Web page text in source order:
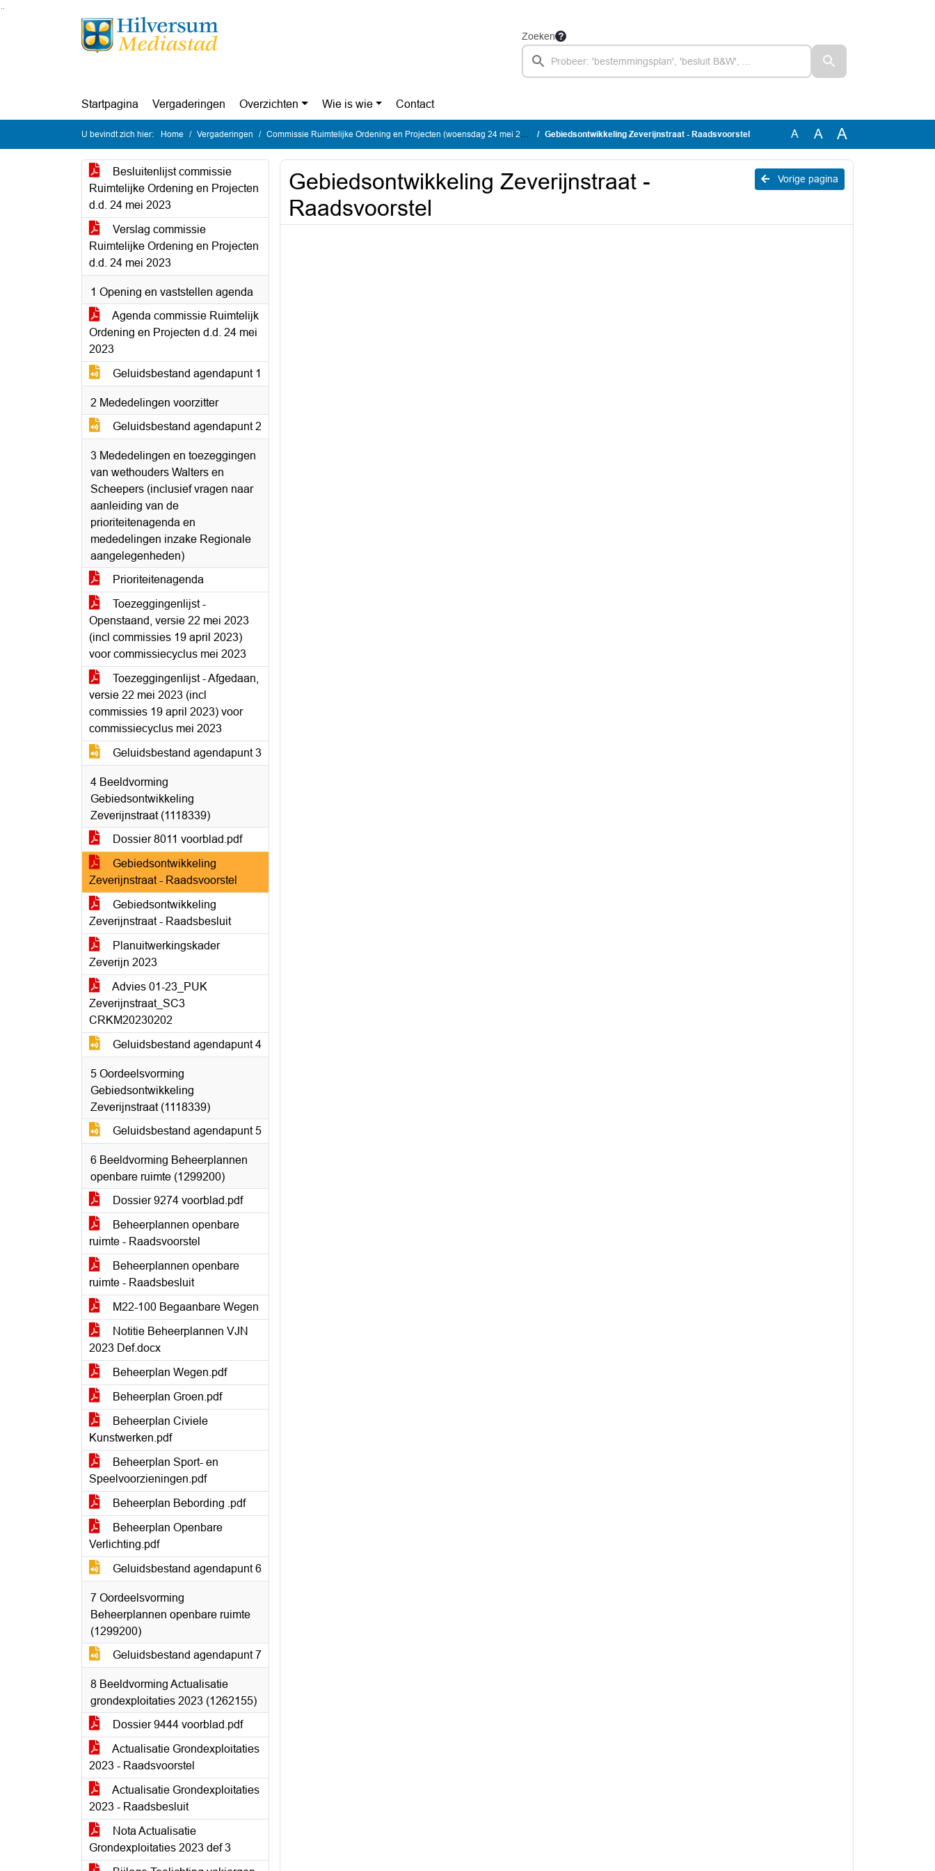
Ga naar de inhoud van deze pagina
Ga naar het zoeken
Ga naar het menu
Zoeken
Startpagina Vergaderingen Overzichten Wie is wie Contact
U bevindt zich hier: Home Vergaderingen Commissie Ruimtelijke Ordening en Projecten (woensdag 24 mei 2023) Gebiedsontwikkeling Zeverijnstraat - Raadsvoorstel A A A
Besluitenlijst commissie
Ruimtelijke Ordening en Projecten
d.d. 24 mei 2023
Verslag commissie
Ruimtelijke Ordening en Projecten
d.d. 24 mei 2023
1 Opening en vaststellen agenda
Agenda commissie Ruimtelijk
Ordening en Projecten d.d. 24 mei
2023
Geluidsbestand agendapunt 1
2 Mededelingen voorzitter
Geluidsbestand agendapunt 2
3 Mededelingen en toezeggingen
van wethouders Walters en
Scheepers (inclusief vragen naar
aanleiding van de
prioriteitenagenda en
mededelingen inzake Regionale
aangelegenheden)
Prioriteitenagenda
Toezeggingenlijst -
Openstaand, versie 22 mei 2023
(incl commissies 19 april 2023)
voor commissiecyclus mei 2023
Toezeggingenlijst - Afgedaan,
versie 22 mei 2023 (incl
commissies 19 april 2023) voor
commissiecyclus mei 2023
Geluidsbestand agendapunt 3
4 Beeldvorming
Gebiedsontwikkeling
Zeverijnstraat (1118339)
Dossier 8011 voorblad.pdf
Gebiedsontwikkeling
Zeverijnstraat - Raadsvoorstel
Gebiedsontwikkeling
Zeverijnstraat - Raadsbesluit
Planuitwerkingskader
Zeverijn 2023
Advies 01-23_PUK
Zeverijnstraat_SC3
CRKM20230202
Geluidsbestand agendapunt 4
5 Oordeelsvorming
Gebiedsontwikkeling
Zeverijnstraat (1118339)
Geluidsbestand agendapunt 5
6 Beeldvorming Beheerplannen
openbare ruimte (1299200)
Dossier 9274 voorblad.pdf
Beheerplannen openbare
ruimte - Raadsvoorstel
Beheerplannen openbare
ruimte - Raadsbesluit
M22-100 Begaanbare Wegen
Notitie Beheerplannen VJN
2023 Def.docx
Beheerplan Wegen.pdf
Beheerplan Groen.pdf
Beheerplan Civiele
Kunstwerken.pdf
Beheerplan Sport- en
Speelvoorzieningen.pdf
Beheerplan Bebording .pdf
Beheerplan Openbare
Verlichting.pdf
Geluidsbestand agendapunt 6
7 Oordeelsvorming
Beheerplannen openbare ruimte
(1299200)
Geluidsbestand agendapunt 7
8 Beeldvorming Actualisatie
grondexploitaties 2023 (1262155)
Dossier 9444 voorblad.pdf
Actualisatie Grondexploitaties
2023 - Raadsvoorstel
Actualisatie Grondexploitaties
2023 - Raadsbesluit
Nota Actualisatie
Grondexploitaties 2023 def 3
Vorige pagina
Gebiedsontwikkeling Zeverijnstraat -
Raadsvoorstel